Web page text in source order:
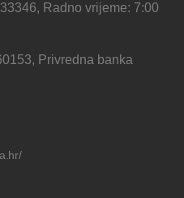
Radno vrijeme: 7:00
Privredna banka